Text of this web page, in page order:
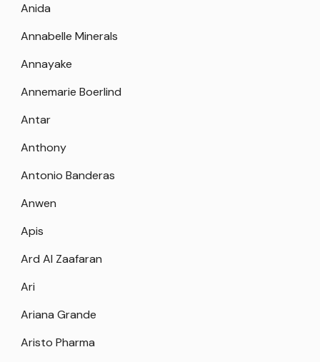
Anida
Annabelle Minerals
Annayake
Annemarie Boerlind
Antar
Anthony
Antonio Banderas
Anwen
Apis
Ard Al Zaafaran
Ari
Ariana Grande
Aristo Pharma